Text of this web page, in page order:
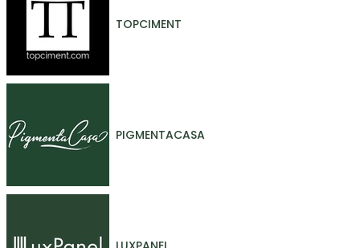
TOPCIMENT
PIGMENTACASA